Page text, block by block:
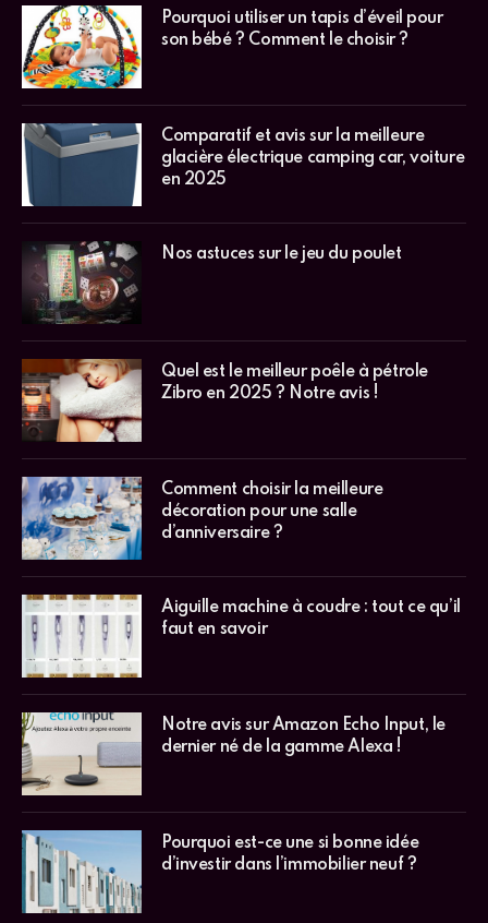
Pourquoi utiliser un tapis d’éveil pour
son bébé ? Comment le choisir ?
Comparatif et avis sur la meilleure
glacière électrique camping car, voiture
en 2025
Nos astuces sur le jeu du poulet
Quel est le meilleur poêle à pétrole
Zibro en 2025 ? Notre avis !
Comment choisir la meilleure
décoration pour une salle
d’anniversaire ?
Aiguille machine à coudre : tout ce qu’il
faut en savoir
Notre avis sur Amazon Echo Input, le
dernier né de la gamme Alexa !
Pourquoi est-ce une si bonne idée
d’investir dans l’immobilier neuf ?